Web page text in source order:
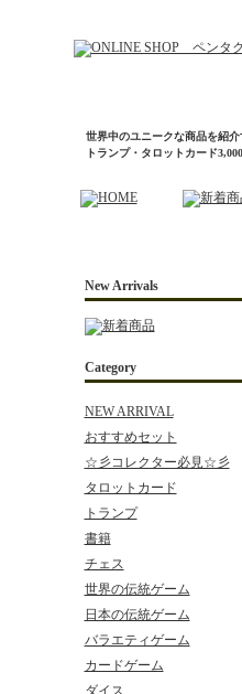
世界中のユニークな商品を紹
トランプ・タロットカード
New Arrivals
Category
NEW ARRIVAL
おすすめセット
☆彡コレクター必見☆彡
タロットカード
トランプ
書籍
チェス
世界の伝統ゲーム
日本の伝統ゲーム
バラエティゲーム
カードゲーム
ダイス